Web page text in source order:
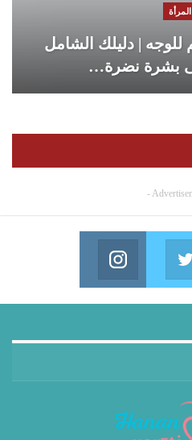
المرأة
| دليلك الشامل
بشرة نضرة…
-
Join us on
Twitter
Join us on Twitter